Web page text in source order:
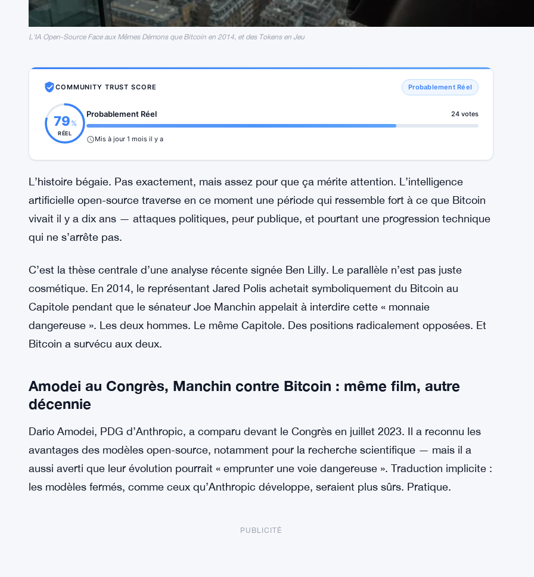
L'IA Open-Source Face aux Mêmes Démons que Bitcoin en 2014, et des Tokens en Jeu
COMMUNITY TRUST SCORE Probablement Réel
79 %
RÉEL
Probablement Réel 24 votes
Mis à jour 1 mois il y a
L’histoire bégaie. Pas exactement, mais assez pour que ça mérite attention. L’intelligence
artificielle open-source traverse en ce moment une période qui ressemble fort à ce que Bitcoin
vivait il y a dix ans — attaques politiques, peur publique, et pourtant une progression technique
qui ne s’arrête pas.
C’est la thèse centrale d’une analyse récente signée Ben Lilly. Le parallèle n’est pas juste
cosmétique. En 2014, le représentant Jared Polis achetait symboliquement du Bitcoin au
Capitole pendant que le sénateur Joe Manchin appelait à interdire cette « monnaie
dangereuse ». Les deux hommes. Le même Capitole. Des positions radicalement opposées. Et
Bitcoin a survécu aux deux.
Amodei au Congrès, Manchin contre Bitcoin : même film, autre
décennie
Dario Amodei, PDG d’Anthropic, a comparu devant le Congrès en juillet 2023. Il a reconnu les
avantages des modèles open-source, notamment pour la recherche scientifique — mais il a
aussi averti que leur évolution pourrait « emprunter une voie dangereuse ». Traduction implicite :
les modèles fermés, comme ceux qu’Anthropic développe, seraient plus sûrs. Pratique.
PUBLICITÉ